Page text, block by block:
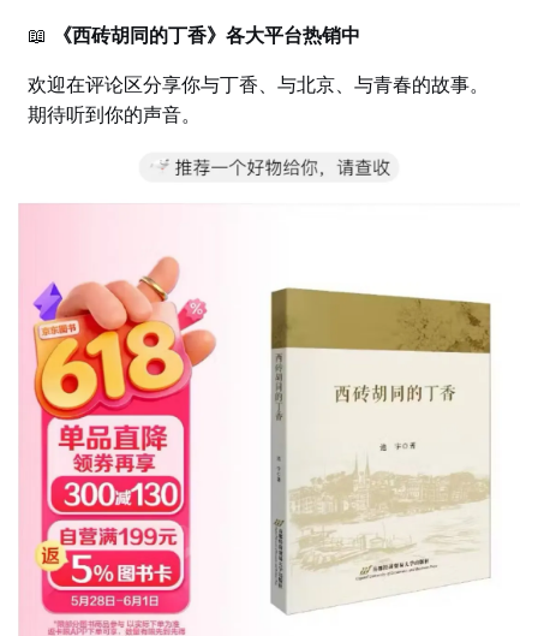
📖 《西砖胡同的丁香》各大平台热销中
欢迎在评论区分享你与丁香、与北京、与青春的故事。
期待听到你的声音。